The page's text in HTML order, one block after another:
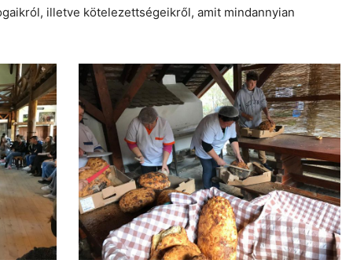
illetve kötelezettségeikről, amit mindannyian